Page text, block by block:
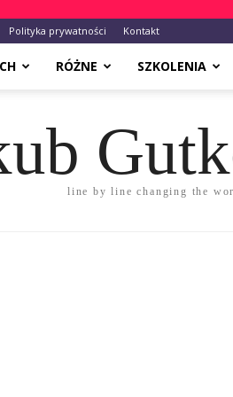
Polityka prywatności Kontakt
RÓŻNE SZKOLENIA
line by line changing the